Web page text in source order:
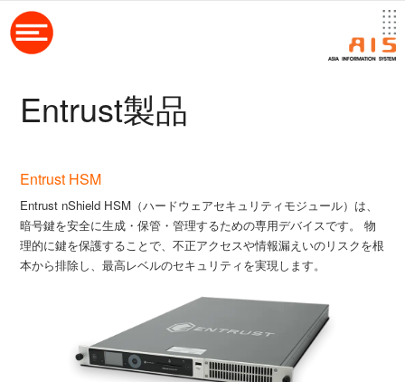
Entrust製品
Entrust HSM
Entrust nShield HSM（ハードウェアセキュリティモジュール）は、
暗号鍵を安全に生成・保管・管理するための専用デバイスです。 物
理的に鍵を保護することで、不正アクセスや情報漏えいのリスクを根
本から排除し、最高レベルのセキュリティを実現します。